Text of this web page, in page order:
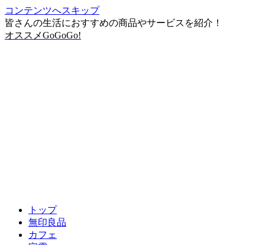
コンテンツへスキップ
皆さんの生活におすすめの商品やサービスを紹介！
オススメGoGoGo!
トップ
無印良品
カフェ